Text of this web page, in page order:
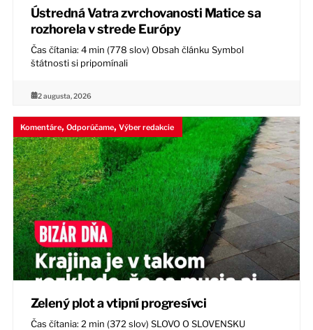
Ústredná Vatra zvrchovanosti Matice sa
rozhorela v strede Európy
Čas čítania: 4 min (778 slov) Obsah článku Symbol
štátnosti si pripomínali
2 augusta, 2026
Komentáre, Odporúčame, Výber redakcie
Zelený plot a vtipní progresívci
Čas čítania: 2 min (372 slov) SLOVO O SLOVENSKU